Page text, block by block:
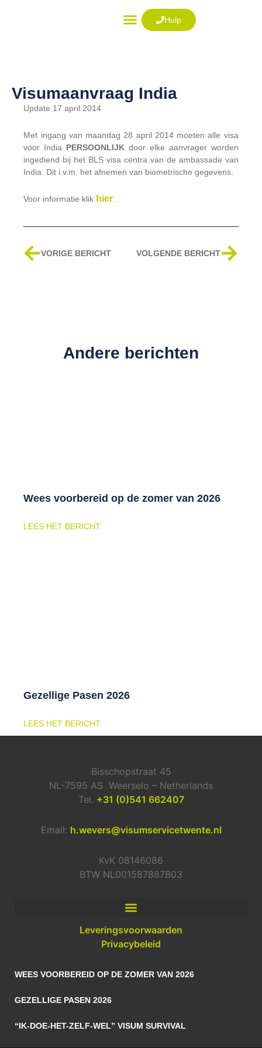
Hulp
Visumaanvraag India
Update 17 april 2014
Met ingang van maandag 28 april 2014 moeten alle visa
voor India PERSOONLIJK door elke aanvrager worden
ingediend bij het BLS visa centra van de ambassade van
India. Dit i.v.m. het afnemen van biometrische gegevens.
Voor informatie klik hier
Vorige
VORIGE BERICHT VOLGENDE BERICHT
Andere berichten
Wees voorbereid op de zomer van 2026
LEES HET BERICHT
Gezellige Pasen 2026
LEES HET BERICHT
Bisschopstraat 45
NL-7595 AS Weerselo – Netherlands
Tel. +31 (0)541 662407
Email: h.wevers@visumservicetwente.nl
KvK 08146086
BTW NL001587887B03
Leveringsvoorwaarden
Privacybeleid
WEES VOORBEREID OP DE ZOMER VAN 2026
GEZELLIGE PASEN 2026
“IK-DOE-HET-ZELF-WEL” VISUM SURVIVAL